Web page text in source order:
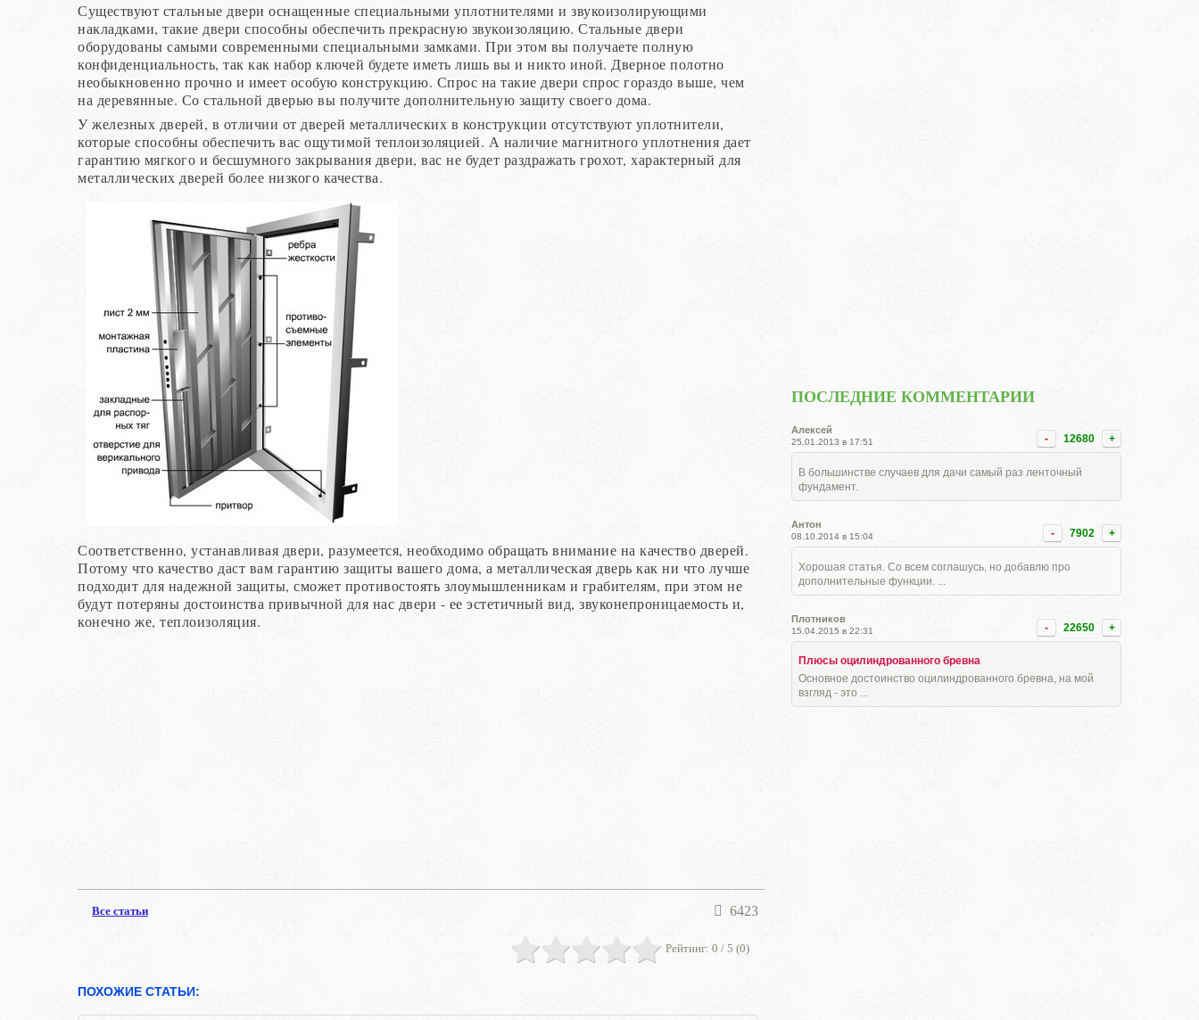
Существуют стальные двери оснащенные специальными уплотнителями и звукоизолирующими
накладками, такие двери способны обеспечить прекрасную звукоизоляцию. Стальные двери
оборудованы самыми современными специальными замками. При этом вы получаете полную
конфиденциальность, так как набор ключей будете иметь лишь вы и никто иной. Дверное полотно
необыкновенно прочно и имеет особую конструкцию. Спрос на такие двери спрос гораздо выше, чем
на деревянные. Со стальной дверью вы получите дополнительную защиту своего дома.
У железных дверей, в отличии от дверей металлических в конструкции отсутствуют уплотнители,
которые способны обеспечить вас ощутимой теплоизоляцией. А наличие магнитного уплотнения дает
гарантию мягкого и бесшумного закрывания двери, вас не будет раздражать грохот, характерный для
металлических дверей более низкого качества.
Соответственно, устанавливая двери, разумеется, необходимо обращать внимание на качество дверей.
Потому что качество даст вам гарантию защиты вашего дома, а металлическая дверь как ни что лучше
подходит для надежной защиты, сможет противостоять злоумышленникам и грабителям, при этом не
будут потеряны достоинства привычной для нас двери - ее эстетичный вид, звуконепроницаемость и,
конечно же, теплоизоляция.
Все статьи 6423
Рейтинг: 0 / 5 (0)
ПОХОЖИЕ СТАТЬИ:
ПОСЛЕДНИЕ КОММЕНТАРИИ
- 12680 +
Алексей
25.01.2013 в 17:51
В большинстве случаев для дачи самый раз ленточный
фундамент.
- 7902 +
Антон
08.10.2014 в 15:04
Хорошая статья. Со всем соглашусь, но добавлю про
дополнительные функции. ...
- 22650 +
Плотников
15.04.2015 в 22:31
Плюсы оцилиндрованного бревна
Основное достоинство оцилиндрованного бревна, на мой
взгляд - это ...